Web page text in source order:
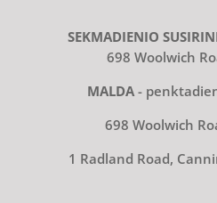
SEKMADIENIO
698 Woolwich
MALDA-
698 Woolwich
1 Radland Road,